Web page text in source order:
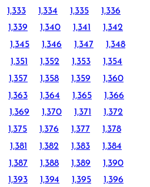
1,333 1,334 1,335
1,336
1,339 1,340 1,341
1,342
1,345 1,346 1,347
1,348
1,351 1,352 1,353
1,354
1,357 1,358 1,359
1,360
1,363 1,364 1,365
1,366
1,369 1,370 1,371
1,372
1,375 1,376 1,377
1,378
1,381 1,382 1,383
1,384
1,387 1,388 1,389
1,390
1,393 1,394 1,395
1,396